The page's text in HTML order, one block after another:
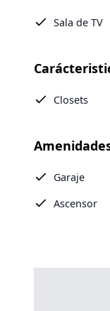
Sala de TV
Closets
Garaje
Ascensor